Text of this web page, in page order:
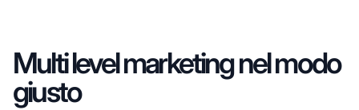
Multi level marketing nel modo
giusto